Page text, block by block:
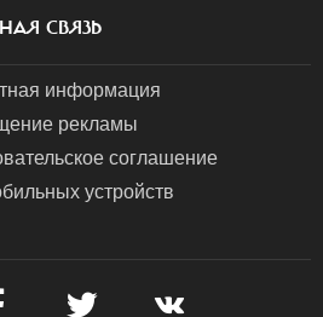
СВЯЗЬ
информация
рекламы
соглашение
устройств